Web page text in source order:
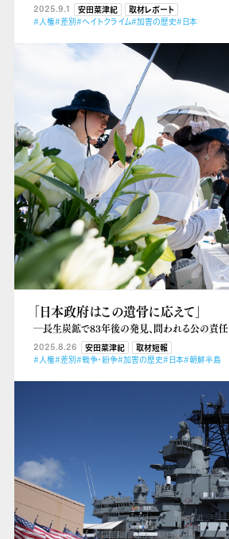
2025.9.1 安田菜津紀
取材レポート
#人権#差別#ヘイトクライム#加害の歴史#日本
「日本政府はこの遺骨に応えて」
―長生炭鉱で83年後の発見、問われる公の責任
2025.8.26 安田菜津紀
取材短報
#人権#差別#戦争・紛争#加害の歴史#日本#朝鮮半島